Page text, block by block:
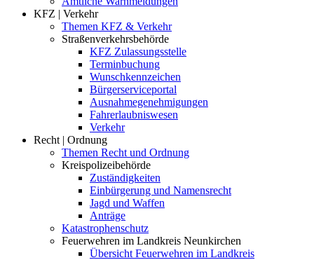
KFZ | Verkehr
Themen KFZ & Verkehr
Straßenverkehrsbehörde
KFZ Zulassungsstelle
Terminbuchung
Wunschkennzeichen
Bürgerserviceportal
Ausnahmegenehmigungen
Fahrerlaubniswesen
Verkehr
Recht | Ordnung
Themen Recht und Ordnung
Kreispolizeibehörde
Zuständigkeiten
Einbürgerung und Namensrecht
Jagd und Waffen
Anträge
Katastrophenschutz
Feuerwehren im Landkreis Neunkirchen
Übersicht Feuerwehren im Landkreis